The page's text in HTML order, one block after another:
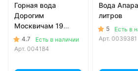
Горная вода
Дорогим
Москвичам 19
литров в
одноразовой таре
4.7
Есть в наличии
Арт. 004184
Вода
литров
5
Есть в
Арт. 0039381